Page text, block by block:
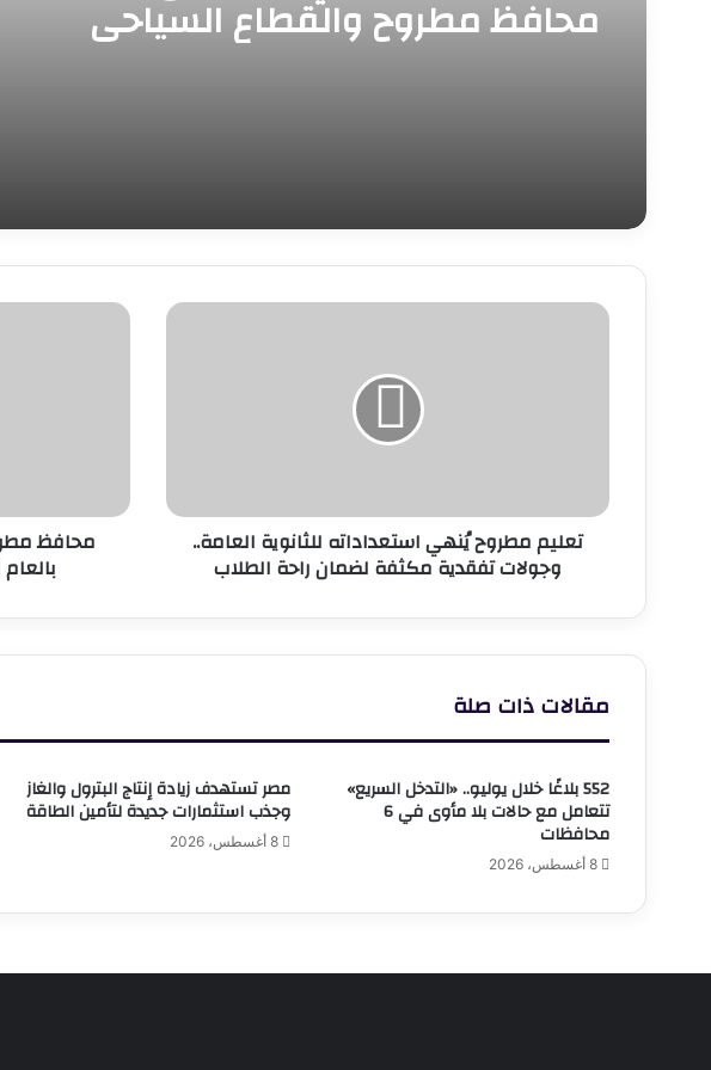
محافظ مطروح والقطاع السياحي
سبل تنمية الحركة الجوية الوافدة..
تعليم
مكثفة
لضمانتعليم مطروح يُنهي استعداداته للثانوية العامة..
وجولات تفقدية مكثفة لضمان راحة الطلاب
محافظ
الجديد
بالمسجدمحافظ
مقالات ذات صلة
552 بلاغًا خلال يوليو.. «التدخل السريع»
تتعامل مع حالات بلا مأوى في 6
محافظات
8 أغسطس، 2026
مصر تستهدف زيادة إنتاج البترول والغاز
وجذب استثمارات جديدة لتأمين الطاقة
8 أغسطس، 2026